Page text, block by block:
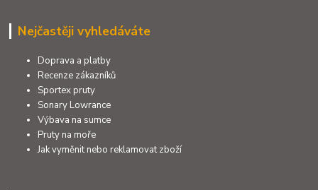
Nejčastěji vyhledáváte
Doprava a platby
Recenze zákazníků
Sportex pruty
Sonary Lowrance
Výbava na sumce
Pruty na moře
Jak vyměnit nebo reklamovat zboží